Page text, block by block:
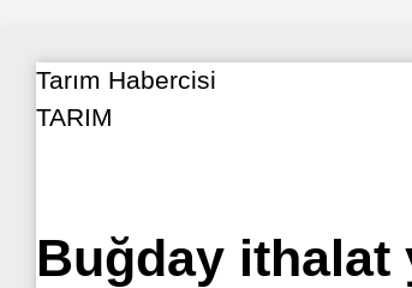
Tarım Habercisi
TARIM
Buğday ithalat